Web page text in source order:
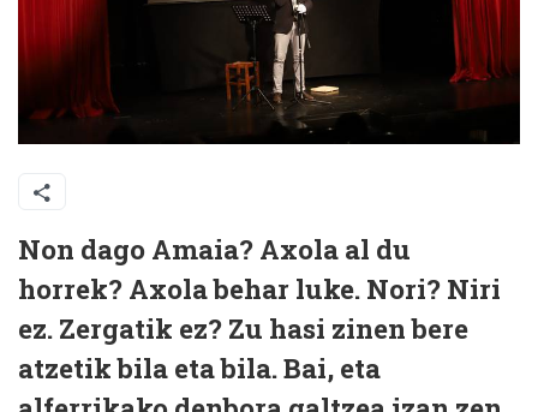
Non dago Amaia? Axola al du
horrek? Axola behar luke. Nori? Niri
ez. Zergatik ez? Zu hasi zinen bere
atzetik bila eta bila. Bai, eta